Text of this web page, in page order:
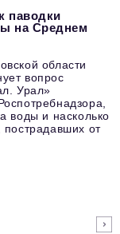
паводки
на Среднем
области
вопрос
Урал»
воды и насколько
пострадавших от